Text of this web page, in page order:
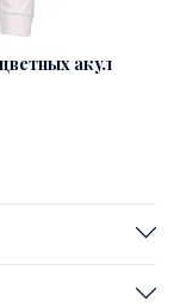
акул